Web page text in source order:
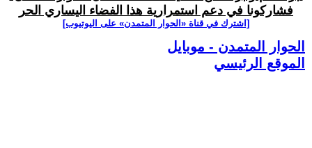
فشاركونا في دعم استمرارية هذا الفضاء اليساري الحر
[اشترك في قناة ‫«الحوار المتمدن» على اليوتيوب]
الحوار المتمدن - موبايل
الموقع الرئيسي